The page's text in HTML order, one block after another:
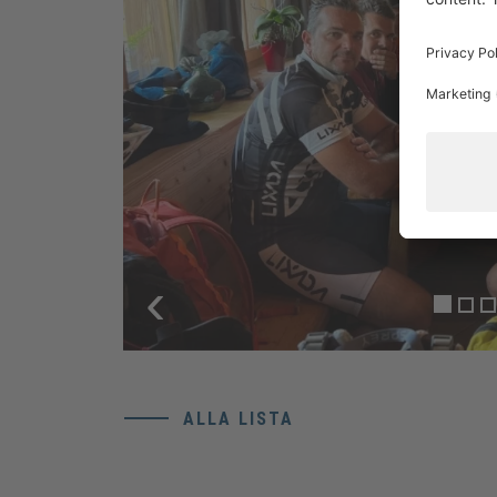
‹
ALLA LISTA